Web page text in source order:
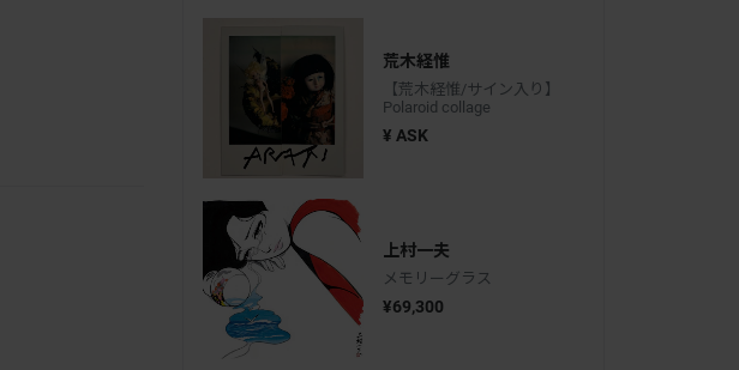
荒木経惟
【荒木経惟/サイン入り】
Polaroid collage
¥ ASK
上村一夫
メモリーグラス
¥69,300